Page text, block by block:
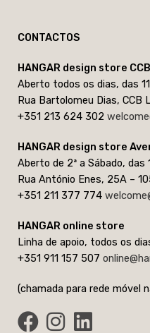
CONTACTOS
HANGAR design store CCB
Aberto todos os dias, das
Rua Bartolomeu Dias, CCB
+351 213 624 302
HANGAR design store
Aberto de 2ª a Sábado, das
Rua António Enes, 25A –
+351 211 377 774
HANGAR online store
Linha de apoio, todos os
+351 911 157 507
(chamada para rede móvel